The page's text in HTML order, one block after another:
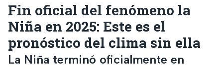
Fin oficial del fenómeno la
Niña en 2025: Este es el
pronóstico del clima sin ella
La Niña terminó oficialmente en